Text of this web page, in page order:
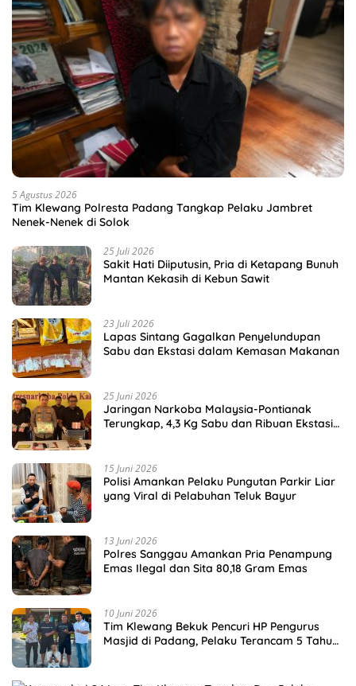
5 Agustus 2026
Tim Klewang Polresta Padang Tangkap Pelaku Jambret
Nenek-Nenek di Solok
25 Juli 2026
Sakit Hati Diiputusin, Pria di Ketapang Bunuh
Mantan Kekasih di Kebun Sawit
23 Juli 2026
Lapas Sintang Gagalkan Penyelundupan
Sabu dan Ekstasi dalam Kemasan Makanan
25 Juni 2026
Jaringan Narkoba Malaysia-Pontianak
Terungkap, 4,3 Kg Sabu dan Ribuan Ekstasi
15 Juni 2026
Polisi Amankan Pelaku Pungutan Parkir Liar
yang Viral di Pelabuhan Teluk Bayur
13 Juni 2026
Polres Sanggau Amankan Pria Penampung
Emas Ilegal dan Sita 80,18 Gram Emas
10 Juni 2026
Tim Klewang Bekuk Pencuri HP Pengurus
Masjid di Padang, Pelaku Terancam 5 Tahun